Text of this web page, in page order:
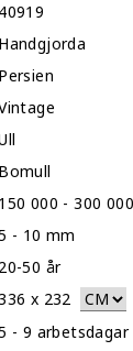
40919
Handgjorda
Persien
Bomull
150 000 - 300
- 10 mm
20-50 år
x 232
- 9 arbetsdagar